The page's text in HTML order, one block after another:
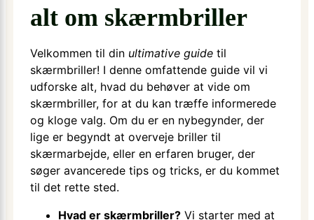
alt om skærmbriller
Velkommen til din ultimative guidetil
skærmbriller! I denne omfattende guide vil vi
udforske alt, hvad du behøver at vide om
skærmbriller, for at du kan træffe informerede
og kloge valg. Om du er en nybegynder, der
lige er begyndt at overveje briller til
skærmarbejde, eller en erfaren bruger, der
søger avancerede tips og tricks, er du kommet
til det rette sted.
Hvad er skærmbriller?Vi starter med at